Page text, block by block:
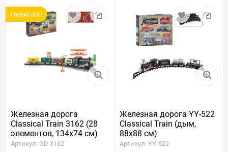
Новинка!
Железная дорога
Classical Train 3162 (28
элементов, 134x74 см)
Артикул: GD 3162
Железная дорога YY-522
Classical Train (дым,
88x88 см)
Артикул: YY-522